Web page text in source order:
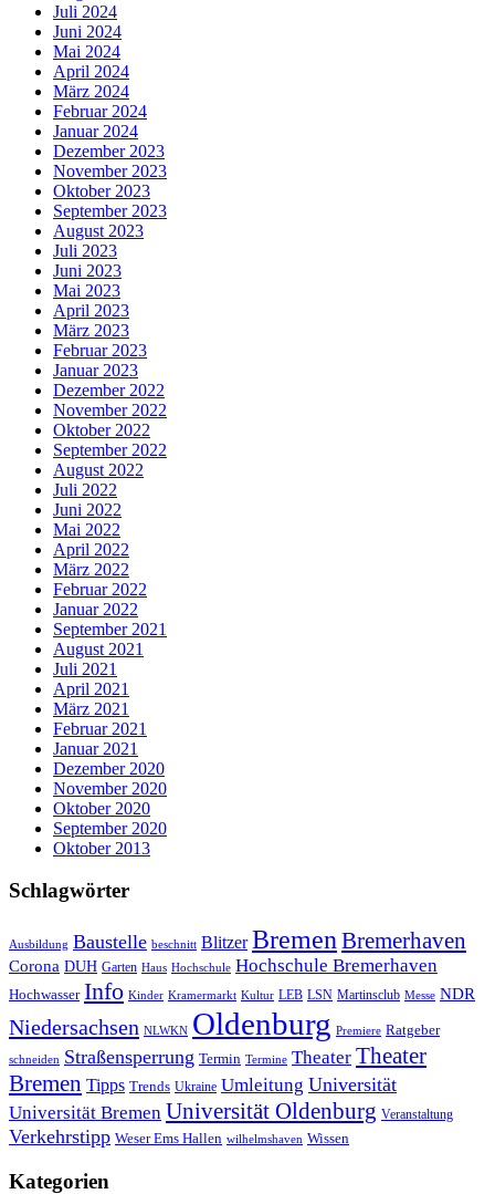
Juli 2024
Juni 2024
Mai 2024
April 2024
März 2024
Februar 2024
Januar 2024
Dezember 2023
November 2023
Oktober 2023
September 2023
August 2023
Juli 2023
Juni 2023
Mai 2023
April 2023
März 2023
Februar 2023
Januar 2023
Dezember 2022
November 2022
Oktober 2022
September 2022
August 2022
Juli 2022
Juni 2022
Mai 2022
April 2022
März 2022
Februar 2022
Januar 2022
September 2021
August 2021
Juli 2021
April 2021
März 2021
Februar 2021
Januar 2021
Dezember 2020
November 2020
Oktober 2020
September 2020
Oktober 2013
Schlagwörter
Ausbildung Baustelle beschnitt Blitzer Bremen Bremerhaven
Corona DUH Garten Haus Hochschule Hochschule Bremerhaven
Hochwasser Info Kinder Kramermarkt Kultur LEB LSN Martinsclub Messe NDR
Niedersachsen NLWKN Oldenburg Premiere Ratgeber
schneiden Straßensperrung Termin Termine Theater Theater
Bremen Tipps Trends Ukraine Umleitung Universität
Universität Bremen Universität Oldenburg Veranstaltung
Verkehrstipp Weser Ems Hallen wilhelmshaven Wissen
Kategorien